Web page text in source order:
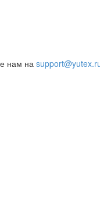
нам на